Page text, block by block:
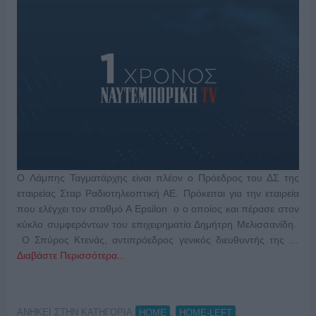
O Λάμπης Ταγματάρχης είναι πλέον ο Πρόεδρος του ΔΣ της
εταιρείας Σταρ Ραδιοτηλεοπτική ΑΕ. Πρόκειται για την εταιρεία
που ελέγχει τον σταθμό A Epsilon o ο οποίος και πέρασε στον
κύκλο συμφερόντων του επιχειρηματία Δημήτρη Μελισσανίδη.
Ο Σπύρος Κτενάς, αντιπρόεδρος γενικός διευθυντής της …
Διαβάστε Περισσότερα...
ΑΝΗΚΕΙ ΣΤΗΝ ΚΑΤΗΓΟΡΙΑ: HOME HOME-LEFT